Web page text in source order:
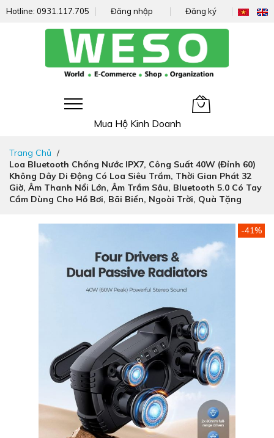
Hotline: 0931.117.705 Đăng nhập Đăng ký
Mua Hộ Kinh Doanh
nhanh
đến
nội
dung
Trang Chủ
Loa Bluetooth Chống Nước IPX7, Công Suất 40W (đỉnh 60)
Không Dây Di Động Có Loa Siêu Trầm, Thời Gian Phát 32
Giờ, Âm Thanh Nổi Lớn, Âm Trầm Sâu, Bluetooth 5.0 Có Tay
Cầm Dùng Cho Hồ Bơi, Bãi Biển, Ngoài Trời, Quà Tặng
-41%